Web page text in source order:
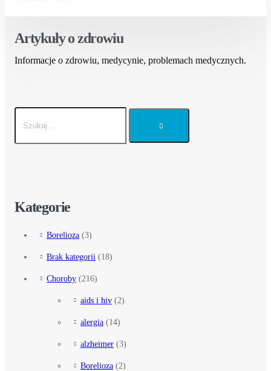
Artykuły o zdrowiu
Informacje o zdrowiu, medycynie, problemach medycznych.
Kategorie
Borelioza (3)
Brak kategorii (18)
Choroby (216)
aids i hiv (2)
alergia (14)
alzheimer (3)
Borelioza (2)